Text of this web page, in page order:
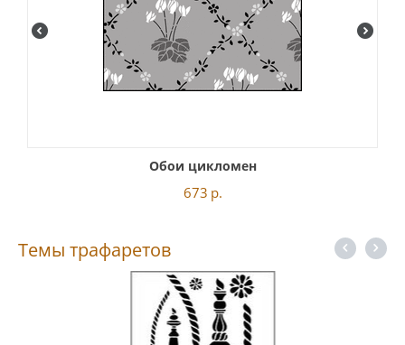
Обои цикломен
673 р.
Темы трафаретов